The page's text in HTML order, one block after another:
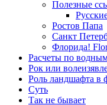
Полезные
Ростов Папа
Санкт
Флорида!
Расчеты по
Рок или
Роль ландшафта в
Суть
Так не бывает